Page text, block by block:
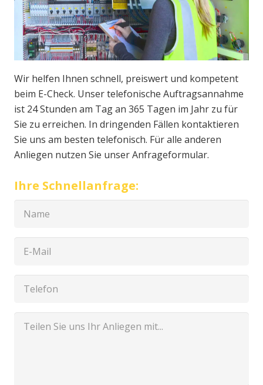
Wir helfen Ihnen schnell, preiswert und kompetent
beim E-Check. Unser telefonische Auftragsannahme
ist 24 Stunden am Tag an 365 Tagen im Jahr zu für
Sie zu erreichen. In dringenden Fällen kontaktieren
Sie uns am besten telefonisch. Für alle anderen
Anliegen nutzen Sie unser Anfrageformular.
Ihre Schnellanfrage: